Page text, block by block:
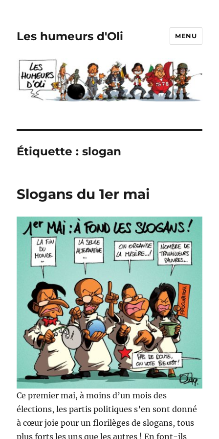
Les humeurs d'Oli MENU
Étiquette :slogan
Slogans du 1er mai
Ce premier mai, à moins d’un mois des
élections, les partis politiques s’en sont donné
à cœur joie pour un florilèges de slogans, tous
plus forts les uns que les autres ! En font-ils